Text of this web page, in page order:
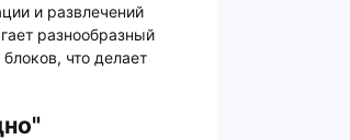
и развлечений
разнообразный
что делает